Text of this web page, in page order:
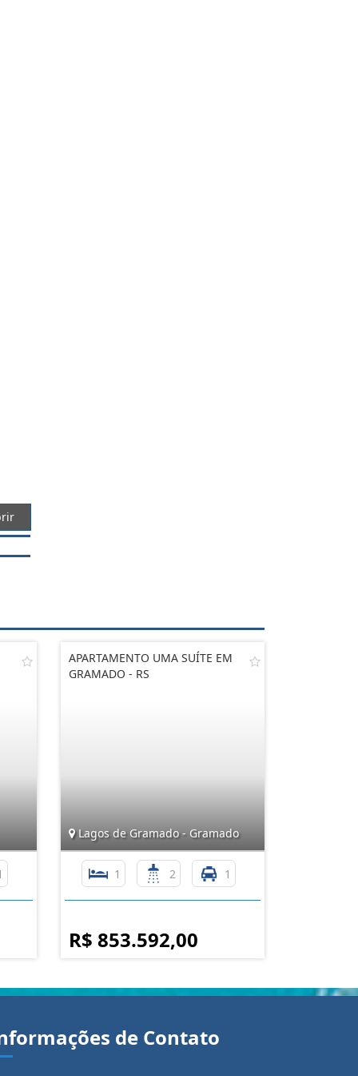
APARTAMENTO UMA SUÍTE EM
GRAMADO - RS
Lagos de Gramado - Gramado
1 2 1
R$ 853.592,00
de Contato